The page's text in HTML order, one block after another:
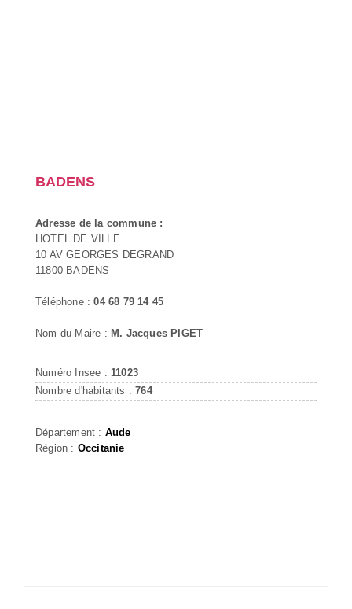
BADENS
Adresse de la commune :
HOTEL DE VILLE
10 AV GEORGES DEGRAND
11800 BADENS
Téléphone :04 68 79 14 45
Nom du Maire : M. Jacques PIGET
Numéro Insee : 11023
Nombre d'habitants :764
Département : Aude
Région : Occitanie